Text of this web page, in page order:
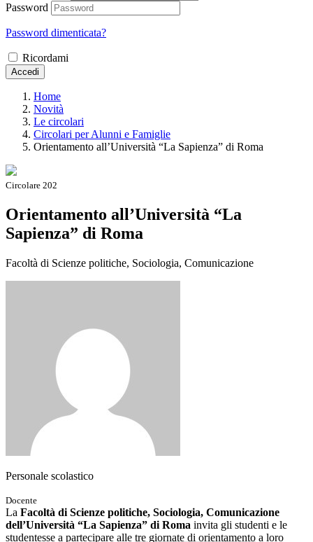
Password
Password dimenticata?
Ricordami
Accedi
Home
Novità
Le circolari
Circolari per Alunni e Famiglie
Orientamento all’Università “La Sapienza” di Roma
Circolare 202
Orientamento all’Università “La
Sapienza” di Roma
Facoltà di Scienze politiche, Sociologia, Comunicazione
Personale scolastico
Docente
La Facoltà di Scienze politiche, Sociologia, Comunicazione
dell’Università “La Sapienza” di Roma invita gli studenti e le
studentesse a partecipare alle tre giornate di orientamento a loro